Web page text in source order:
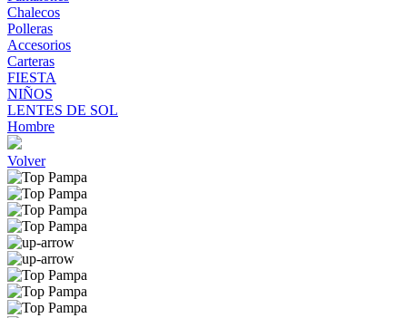
Chalecos
Polleras
Accesorios
Carteras
FIESTA
NIÑOS
LENTES DE SOL
Hombre
Volver